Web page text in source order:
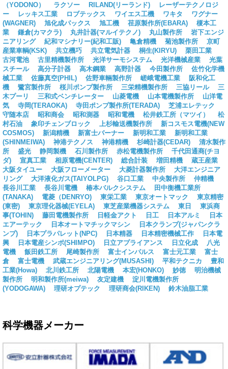
（YODONO） ラクソー RILAND(リーランド)
レーザーテクノロジ
ー
レッキス工業 ロブテックス ワイエス工機 ワキタ
ワグナー
(WAGNER)
旭化成パックス 旭工機 荏原製作所(EBARA)
榎本工
業
鎌倉(カマクラ) 丸井計器(マルイテクノ) 丸山製作所
岩下エンジ
ニアリング
紀和マシナリー(紀和工販) 亀倉精機 菊池製作所
京町
産業車輌(KSK)
共立機巧 共立電気計器 桐生(KIRYU)
栗田工業
古河電池
古里精機製作所 光洋サーモシステム 光洋機械産業
光葉
スチール
高分子計器 高木鋼業 高野計器 今田製作所
佐竹化学機
械工業
佐藤真空(PHIL) 佐野車輛製作所 嵯峨電機工業
阪和化工
機
鷺宮製作所 桜川ポンプ製作所 三栄精機製作所 三協リール
三
木プーリ
三和式ベンチレーター 山菱電機 山本電機製作所
山洋電
気
寺岡(TERAOKA) 寺田ポンプ製作所(TERADA)
芝浦エレテック
守随本店
昭和商会 昭和測器 昭和電機 松井鉄工所（マツイ）
松
村石油
象印チェンブロック 上杉輸送機製作所
新コスモス電機(NEW
COSMOS)
新潟精機 新富士バーナー 新明和工業
新明和工業
(SHINMEIWA)
神港テクノス 神港精機 杉崎計器(CEDAR)
清水製作
所
盛光 静岡製機 石川製作所 赤松電機製作所
千代田通商(チヨ
ダ)
宣真工業 相原電機(CENTER) 総合計装 増田精機
蔵王産業
大阪タイユー
大阪フローメーター 大菱計器製作所
大洋エンジニア
リング
大洋液化ガス(TAIYOLPG) 谷口工業 中央製作所
仲精機
長谷川工業
長谷川電機 椿本バルクシステム
田中衡機工業所
(TANAKA)
電菱（DENRYO) 東栄工業 東京オートマック
東京精密
(東密)
東京理化器械(EYELA) 東芝産業機器システム 東日
東浜商
事(TOHIN)
藤田電機製作所 日軽金アクト 日工 日本アルミ
日本
エアーテック
日本オートマチックマシン
日本クランプ(ジャパンクラ
ンプ)
日本プラパレット(NPC) 日本精器 日本精密機械工作
日本電
興
日本電産シンポ(SHIMPO) 日立アプライアンス 日立化成
八光
電機
飯田鉄工所 尾崎製作所 富士インパルス 富士元工業
富士
倉
富士電機 武蔵エンジニアリング(MUSASHI) 平和テクニカ
豊和
工業(Howa)
北川鉄工所 北陽電機 本宏(HONKO) 妙徳
明治機械
製作所
明和製作所(meiwa) 友定建機
淀川電機製作所
(YODOGAWA)
理研オプテック 理研商会(RIKEN) 鈴木油脂工業
科学機器メーカー